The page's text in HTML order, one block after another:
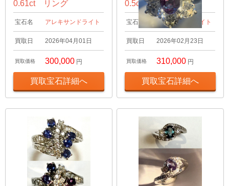
0.61ct リング
宝石名 アレキサンドライト
買取日 2026年04月01日
買取価格 300,000 円
買取宝石詳細へ
0.5ct リング
宝石名 アレキサンドライト
買取日 2026年02月23日
買取価格 310,000 円
買取宝石詳細へ